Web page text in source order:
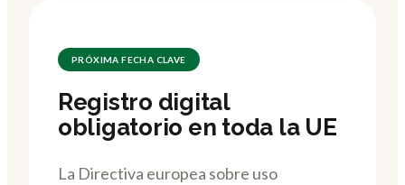
PRÓXIMA FECHA CLAVE
Registro digital
obligatorio en toda la UE
La Directiva europea sobre uso